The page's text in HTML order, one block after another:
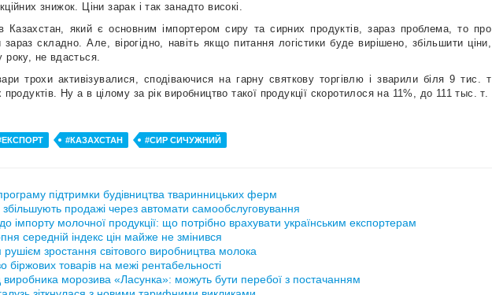
знижок. Ціни зарак і так занадто високі.
Казахстан, який є основним імпортером сиру та сирних продуктів, зараз проблема, то про
зараз складно. Але, вірогідно, навіть якщо питання логістики буде вирішено, збільшити ціни,
року, не вдасться.
трохи активізувалися, сподіваючися на гарну святкову торгівлю і зварили біля 9 тис. т
продуктів. Ну а в цілому за рік виробництво такої продукції скоротилося на 11%, до 111 тыс. т.
#КАЗАХСТАН #СИР СИЧУЖНИЙ
підтримки будівництва тваринницьких ферм
продажі через автомати самообслуговування
імпорту молочної продукції: що потрібно врахувати українським експортерам
середній індекс цін майже не змінився
рушієм зростання світового виробництва молока
товарів на межі рентабельності
виробника морозива «Ласунка»: можуть бути перебої з постачанням